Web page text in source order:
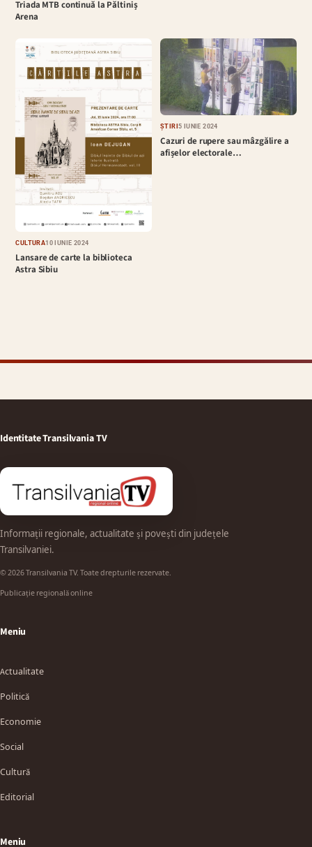
Triada MTB continuă la Păltiniș
Arena
CULTURĂ10 IUNIE 2024
Lansare de carte la biblioteca
Astra Sibiu
ȘTIRI5 IUNIE 2024
Cazuri de rupere sau mâzgălire a
afișelor electorale…
Identitate Transilvania TV
Informații regionale, actualitate și povești din județele
Transilvaniei.
© 2026 Transilvania TV. Toate drepturile rezervate.
Publicație regională online
Meniu
Actualitate
Politică
Economie
Social
Cultură
Editorial
Meniu